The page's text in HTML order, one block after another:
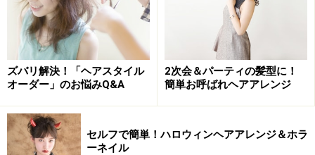
ズバリ解決！「ヘアスタイル
オーダー」のお悩みQ&A
2次会＆パーティの髪型に！
簡単お呼ばれヘアアレンジ
セルフで簡単！ハロウィンヘアアレンジ＆ホラ
ーネイル